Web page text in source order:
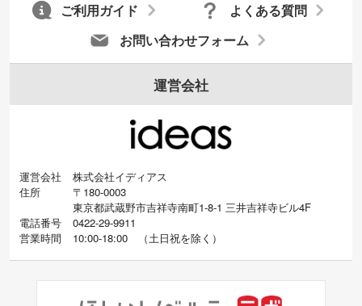
お問い合わせフォーム
よくある質問
ご利用ガイド
運営会社
運営会社
株式会社イディアス
住所
〒180-0003
東京都武蔵野市吉祥寺南町1-8-1 三井吉祥寺ビル4F
電話番号
0422-29-9911
営業時間
10:00-18:00 （土日祝を除く）